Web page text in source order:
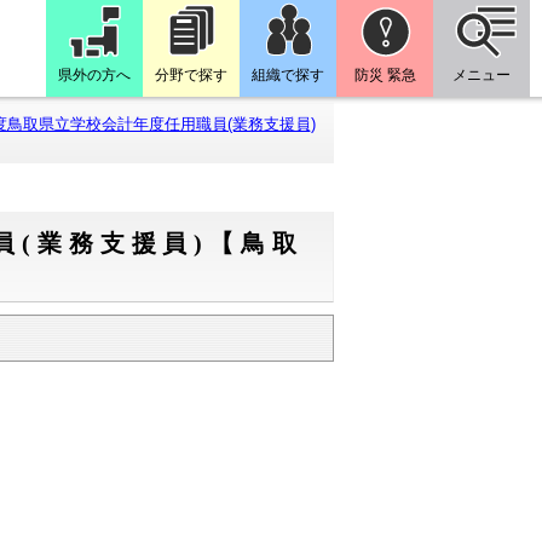
県外の方へ 分野で探す 組織で探す 防災 緊急 メニュー
鳥取県立学校会計年度任用職員(業務支援員)
(業務支援員)【鳥取